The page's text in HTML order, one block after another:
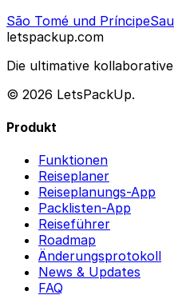
São Tomé und Príncipe
letspackup.com
Die ultimative
© 2026 LetsPackUp.
Produkt
Funktionen
Reiseplaner
Reiseplanungs-App
Packlisten-App
Reiseführer
Roadmap
Änderungsprotokoll
News & Updates
FAQ